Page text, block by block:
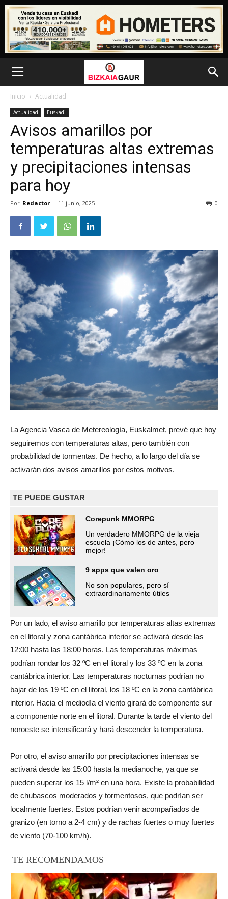
Inicio Actualidad
Actualidad Euskadi
Avisos amarillos por
temperaturas altas extremas
y precipitaciones intensas
para hoy
Por Redactor - 11 junio, 2025 0
La Agencia Vasca de Metereología, Euskalmet, prevé que hoy
seguiremos con temperaturas altas, pero también con
probabilidad de tormentas. De hecho, a lo largo del día se
activarán dos avisos amarillos por estos motivos.
TE PUEDE GUSTAR
Corepunk MMORPG
Un verdadero MMORPG de la vieja
escuela ¡Cómo los de antes, pero
mejor!
9 apps que valen oro
No son populares, pero sí
extraordinariamente útiles
Por un lado, el aviso amarillo por temperaturas altas extremas
en el litoral y zona cantábrica interior se activará desde las
12:00 hasta las 18:00 horas. Las temperaturas máximas
podrían rondar los 32 ºC en el litoral y los 33 ºC en la zona
cantábrica interior. Las temperaturas nocturnas podrían no
bajar de los 19 ºC en el litoral, los 18 ºC en la zona cantábrica
interior. Hacia el mediodía el viento girará de componente sur
a componente norte en el litoral. Durante la tarde el viento del
noroeste se intensificará y hará descender la temperatura.
Por otro, el aviso amarillo por precipitaciones intensas se
activará desde las 15:00 hasta la medianoche, ya que se
pueden superar los 15 l/m² en una hora. Existe la probabilidad
de chubascos moderados y tormentosos, que podrían ser
localmente fuertes. Estos podrían venir acompañados de
granizo (en torno a 2-4 cm) y de rachas fuertes o muy fuertes
de viento (70-100 km/h).
TE RECOMENDAMOS